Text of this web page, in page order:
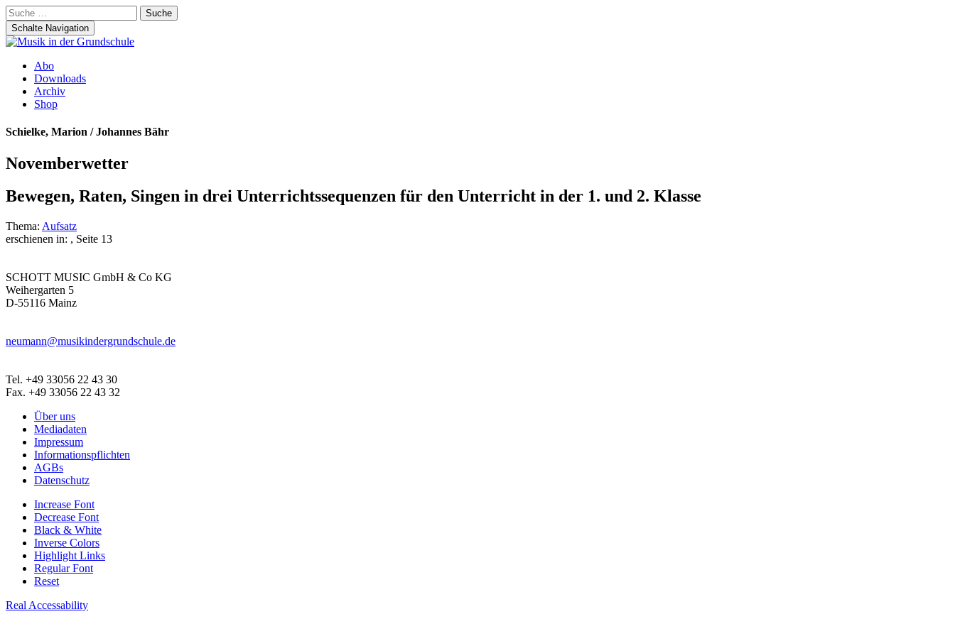
Suche
nach:
Schalte Navigation
Zum
Inhalt
springen
Abo
Downloads
Archiv
Shop
Schielke, Marion / Johannes Bähr
Novemberwetter
Bewegen, Raten, Singen in drei Unterrichtssequenzen für den Unterricht in der 1. und 2. Klasse
Thema: Aufsatz
erschienen in: , Seite 13
SCHOTT MUSIC GmbH & Co KG
Weihergarten 5
D-55116 Mainz
neumann@musikindergrundschule.de
Tel. +49 33056 22 43 30
Fax. +49 33056 22 43 32
Über uns
Mediadaten
Impressum
Informationspflichten
AGBs
Datenschutz
Increase Font
Decrease Font
Black & White
Inverse Colors
Highlight Links
Regular Font
Reset
Real Accessability